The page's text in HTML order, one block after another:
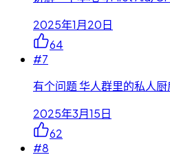
2025年1月20日
64
#7
有个问题 华人群里的私人
2025年3月15日
62
#8